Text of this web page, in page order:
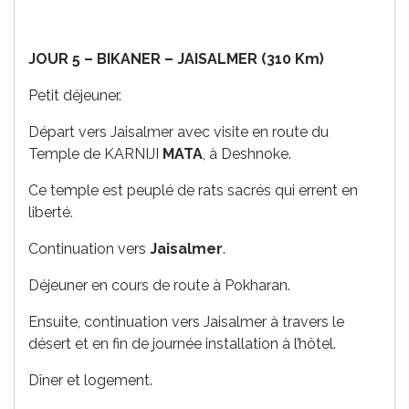
JOUR 5 – BIKANER – JAISALMER (310 Km)
Petit déjeuner.
Départ vers Jaisalmer avec visite en route du
Temple de KARNIJI MATA, à Deshnoke.
Ce temple est peuplé de rats sacrés qui errent en
liberté.
Continuation vers Jaisalmer.
Déjeuner en cours de route à Pokharan.
Ensuite, continuation vers Jaisalmer à travers le
désert et en fin de journée installation à l’hôtel.
Dîner et logement.